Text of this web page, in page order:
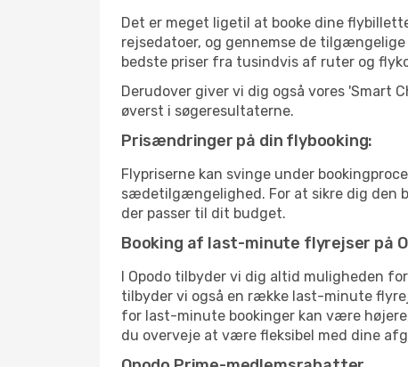
Det er meget ligetil at booke dine
rejsedatoer, og gennemse de
bedste priser fra tusindvis af ruter og
Derudover giver vi dig også vores 'Smart
øverst i søgeresultaterne.
Prisændringer på din flybooking:
Flypriserne kan svinge under
sædetilgængelighed. For at sikre dig den
der passer til dit budget.
Booking af last-minute flyrejser på
I Opodo tilbyder vi dig altid muligheden
tilbyder vi også en række last-minute
for last-minute bookinger kan være
du overveje at være fleksibel med dine